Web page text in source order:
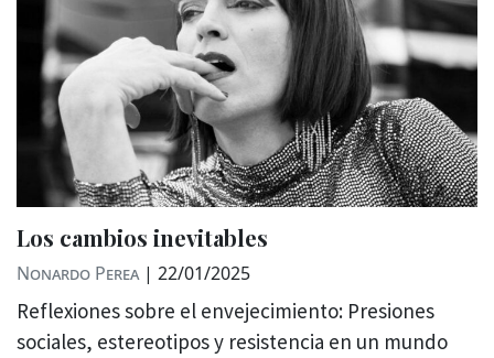
Los cambios inevitables
Nonardo Perea | 22/01/2025
Reflexiones sobre el envejecimiento: Presiones
sociales, estereotipos y resistencia en un mundo